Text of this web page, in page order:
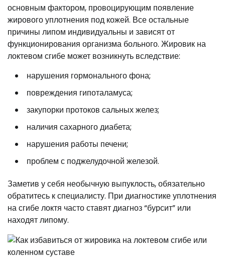
основным фактором, провоцирующим появление
жирового уплотнения под кожей. Все остальные
причины липом индивидуальны и зависят от
функционирования организма больного. Жировик на
локтевом сгибе может возникнуть вследствие:
нарушения гормонального фона;
повреждения гипоталамуса;
закупорки протоков сальных желез;
наличия сахарного диабета;
нарушения работы печени;
проблем с поджелудочной железой.
Заметив у себя необычную выпуклость, обязательно
обратитесь к специалисту. При диагностике уплотнения
на сгибе локтя часто ставят диагноз “бурсит” или
находят липому.